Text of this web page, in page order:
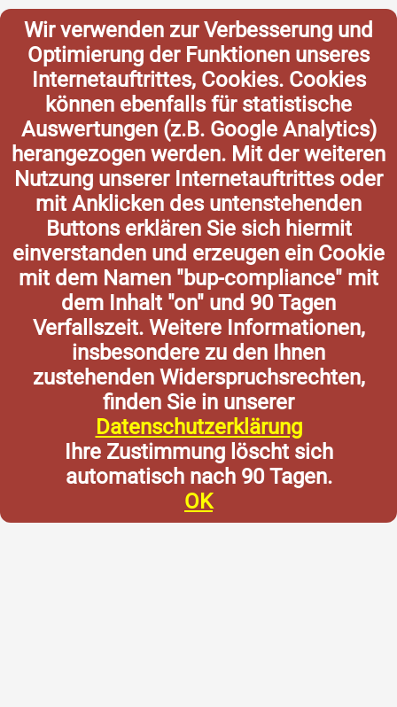
Wir verwenden zur Verbesserung und
Optimierung der Funktionen unseres
Internetauftrittes, Cookies. Cookies
können ebenfalls für statistische
Auswertungen (z.B. Google Analytics)
herangezogen werden. Mit der weiteren
Nutzung unserer Internetauftrittes oder
mit Anklicken des untenstehenden
Buttons erklären Sie sich hiermit
einverstanden und erzeugen ein Cookie
mit dem Namen "bup-compliance" mit
dem Inhalt "on" und 90 Tagen
Verfallszeit. Weitere Informationen,
insbesondere zu den Ihnen
zustehenden Widerspruchsrechten,
finden Sie in unserer
Datenschutzerklärung
Ihre Zustimmung löscht sich
automatisch nach 90 Tagen.
OK